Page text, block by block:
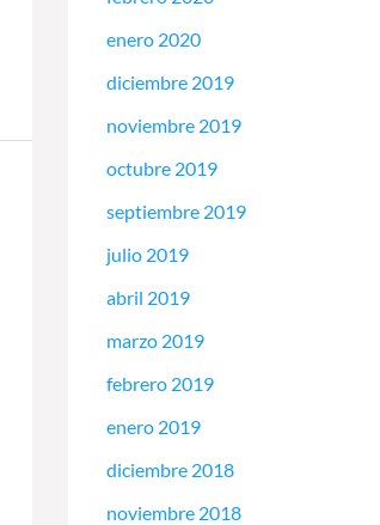
enero 2020
diciembre 2019
noviembre 2019
octubre 2019
septiembre 2019
julio 2019
abril 2019
marzo 2019
febrero 2019
enero 2019
diciembre 2018
noviembre 2018